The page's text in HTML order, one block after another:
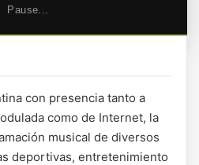
Pause...
con presencia tanto a
como de Internet, la
musical de diversos
deportivas, entretenimiento